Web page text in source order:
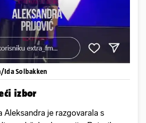
Ida Solbakken
izbor
Aleksandra je razgovarala s